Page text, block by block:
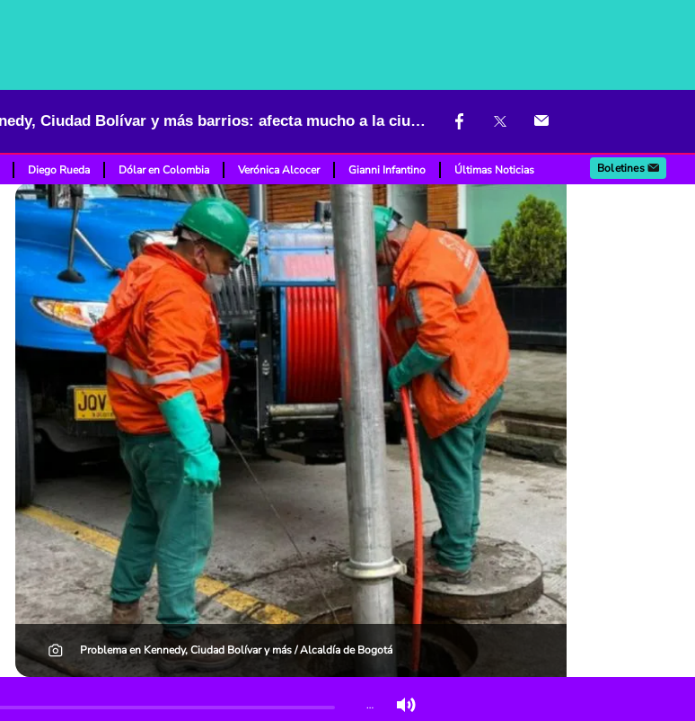
Se armó problema en Kennedy, Ciudad Bolívar y más barrios: afecta mucho a la ciudad
Diego Rueda Dólar en Colombia Verónica Alcocer Gianni Infantino Últimas Noticias Boletines
Problema en Kennedy, Ciudad Bolívar y más / Alcaldía de Bogotá
…